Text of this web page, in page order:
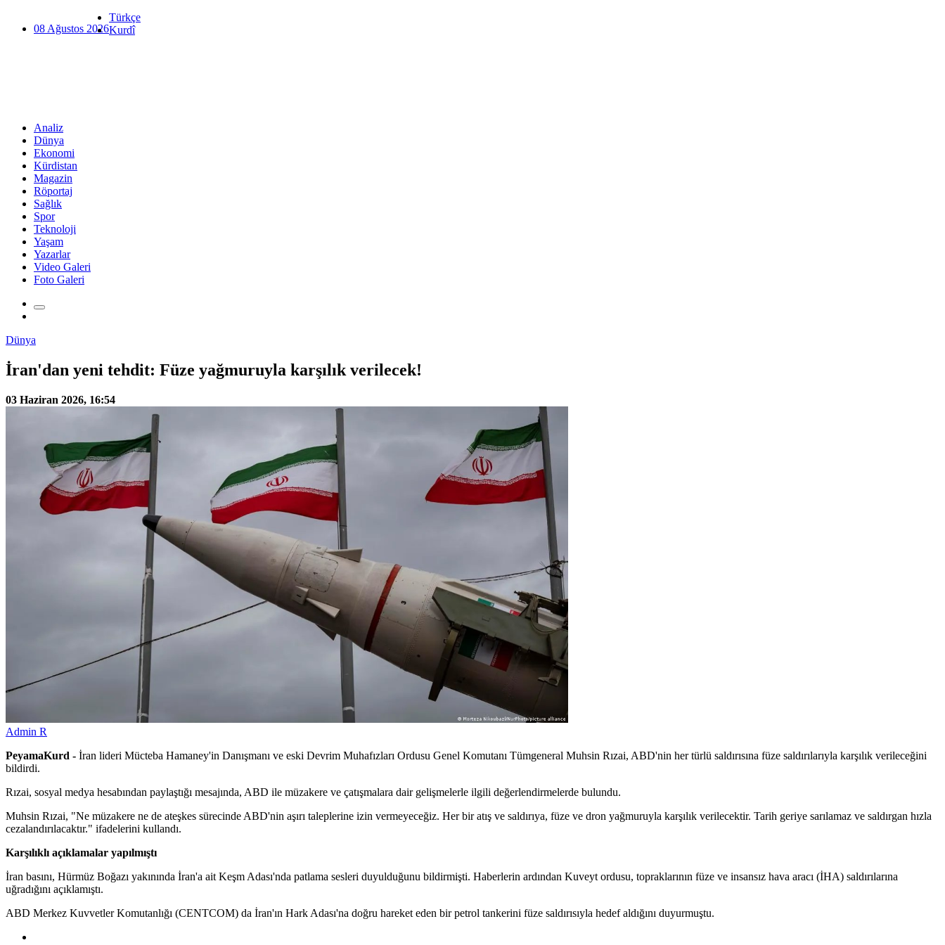
08 Ağustos 2026
Türkçe
Kurdî
Analiz
Dünya
Ekonomi
Kürdistan
Magazin
Röportaj
Sağlık
Spor
Teknoloji
Yaşam
Yazarlar
Video Galeri
Foto Galeri
Dünya
İran'dan yeni tehdit: Füze yağmuruyla karşılık verilecek!
03 Haziran 2026, 16:54
Admin R
PeyamaKurd - İran lideri Mücteba Hamaney'in Danışmanı ve eski Devrim Muhafızları Ordusu Genel Komutanı Tümgeneral Muhsin Rızai, ABD'nin her türlü saldırısına füze saldırılarıyla karşılık verileceğini
bildirdi.
Rızai, sosyal medya hesabından paylaştığı mesajında, ABD ile müzakere ve çatışmalara dair gelişmelerle ilgili değerlendirmelerde bulundu.
Muhsin Rızai, "Ne müzakere ne de ateşkes sürecinde ABD'nin aşırı taleplerine izin vermeyeceğiz. Her bir atış ve saldırıya, füze ve dron yağmuruyla karşılık verilecektir. Tarih geriye sarılamaz ve saldırgan hızla
cezalandırılacaktır." ifadelerini kullandı.
Karşılıklı açıklamalar yapılmıştı
İran basını, Hürmüz Boğazı yakınında İran'a ait Keşm Adası'nda patlama sesleri duyulduğunu bildirmişti. Haberlerin ardından Kuveyt ordusu, topraklarının füze ve insansız hava aracı (İHA) saldırılarına
uğradığını açıklamıştı.
ABD Merkez Kuvvetler Komutanlığı (CENTCOM) da İran'ın Hark Adası'na doğru hareket eden bir petrol tankerini füze saldırısıyla hedef aldığını duyurmuştu.